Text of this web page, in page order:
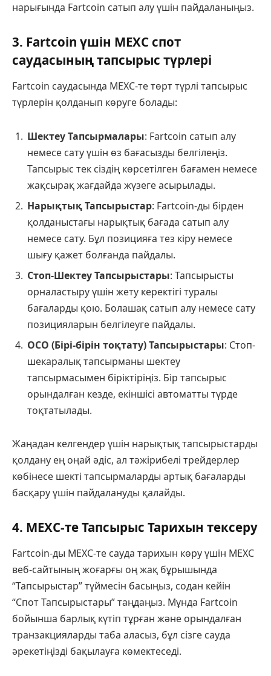
нарығында Fartcoin сатып алу үшін пайдаланыңыз.
3. Fartcoin үшін MEXC спот
саудасының тапсырыс түрлері
Fartcoin саудасында MEXC-те төрт түрлі тапсырыс
түрлерін қолданып көруге болады:
Шектеу Тапсырмалары: Fartcoin сатып алу
немесе сату үшін өз бағасызды белгілеңіз.
Тапсырыс тек сіздің көрсетілген бағамен немесе
жақсырақ жағдайда жүзеге асырылады.
Нарықтық Тапсырыстар: Fartcoin-ды бірден
қолданыстағы нарықтық бағада сатып алу
немесе сату. Бұл позицияға тез кіру немесе
шығу қажет болғанда пайдалы.
Стоп-Шектеу Тапсырыстары: Тапсырысты
орналастыру үшін жету керектігі туралы
бағаларды қою. Болашақ сатып алу немесе сату
позицияларын белгілеуге пайдалы.
OCO (Бірі-бірін тоқтату) Тапсырыстары: Стоп-
шекаралық тапсырманы шектеу
тапсырмасымен біріктіріңіз. Бір тапсырыс
орындалған кезде, екіншісі автоматты түрде
тоқтатылады.
Жаңадан келгендер үшін нарықтық тапсырыстарды
қолдану ең оңай әдіс, ал тәжірибелі трейдерлер
көбінесе шекті тапсырмаларды артық бағаларды
басқару үшін пайдалануды қалайды.
4. MEXC-те Тапсырыс Тарихын тексеру
Fartcoin-ды MEXC-те сауда тарихын көру үшін MEXC
веб-сайтының жоғарғы оң жақ бұрышында
“Тапсырыстар” түймесін басыңыз, содан кейін
“Спот Тапсырыстары” таңдаңыз. Мұнда Fartcoin
бойынша барлық күтіп тұрған және орындалған
транзакцияларды таба аласыз, бұл сізге сауда
әрекетіңізді бақылауға көмектеседі.